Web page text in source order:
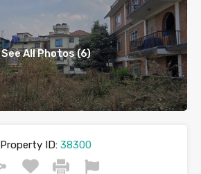
See All Photos (6)
Property ID: 38300